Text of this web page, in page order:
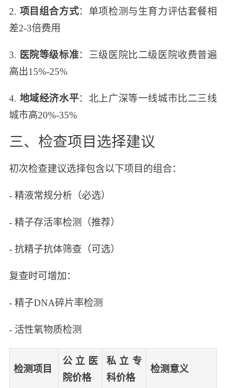
2. 项目组合方式：单项检测与生育力评估套餐相
差2-3倍费用
3. 医院等级标准：三级医院比二级医院收费普遍
高出15%-25%
4. 地域经济水平：北上广深等一线城市比二三线
城市高20%-35%
三、检查项目选择建议
初次检查建议选择包含以下项目的组合：
- 精液常规分析（必选）
- 精子存活率检测（推荐）
- 抗精子抗体筛查（可选）
复查时可增加：
- 精子DNA碎片率检测
- 活性氧物质检测
检测项目
公立医
院价格
私立专
科价格
检测意义